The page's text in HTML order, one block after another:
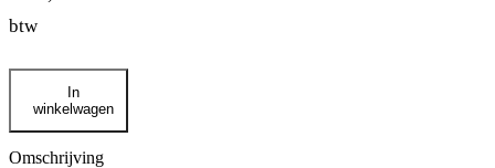
btw
NEDKING
Toplamp
VOLVO
LED
-
In
winkelwagen
Omschrijving